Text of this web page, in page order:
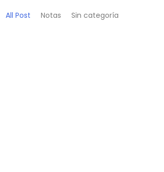
All Post Notas Sin categoría